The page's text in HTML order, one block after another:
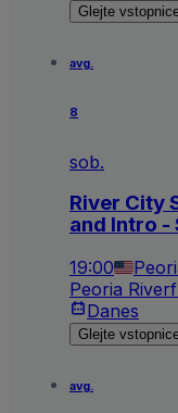
Glejte
avg.
8
sob.
River City
and Intro -
19:00
Peoria
Danes
Glejte
avg.